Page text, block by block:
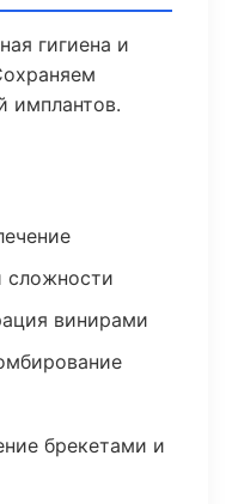
гигиена и
имплантов.
сложности
винирами
брекетами и